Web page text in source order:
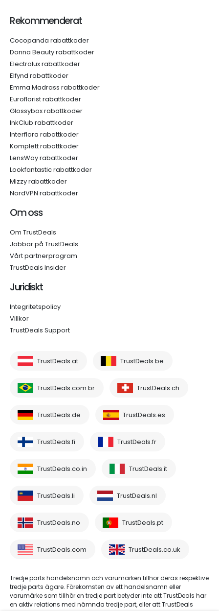
Rekommenderat
Cocopanda rabattkoder
Donna Beauty rabattkoder
Electrolux rabattkoder
Elfynd rabattkoder
Emma Madrass rabattkoder
Euroflorist rabattkoder
Glossybox rabattkoder
InkClub rabattkoder
Interflora rabattkoder
Komplett rabattkoder
LensWay rabattkoder
Lookfantastic rabattkoder
Mizzy rabattkoder
NordVPN rabattkoder
Om oss
Om TrustDeals
Jobbar på TrustDeals
Vårt partnerprogram
TrustDeals Insider
Juridiskt
Integritetspolicy
Villkor
TrustDeals Support
TrustDeals.at TrustDeals.be
TrustDeals.com.br TrustDeals.ch
TrustDeals.de TrustDeals.es
TrustDeals.fi TrustDeals.fr
TrustDeals.co.in TrustDeals.it
TrustDeals.li TrustDeals.nl
TrustDeals.no TrustDeals.pt
TrustDeals.com TrustDeals.co.uk
Tredje parts handelsnamn och varumärken tillhör deras respektive
tredje parts ägare. Förekomsten av ett handelsnamn eller
varumärke som tillhör en tredje part betyder inte att TrustDeals har
en aktiv relations med nämnda tredje part, eller att TrustDeals